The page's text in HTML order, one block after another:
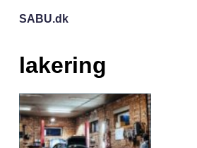
SABU.dk
lakering